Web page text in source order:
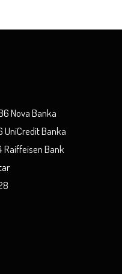
Nova Banka
UniCredit Banka
Raiffeisen Bank